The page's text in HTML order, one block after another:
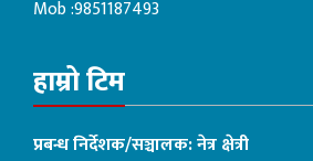
Mob :9851187493
हाम्रो टिम
प्रबन्ध निर्देशक/सञ्चालक: नेत्र क्षेत्री